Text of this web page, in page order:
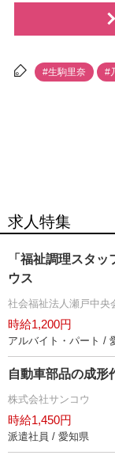
#生駒里奈 #
求人特集
「福祉調理スタ
ウス
社会福祉法人瀬戸中央
時給1,200円
アルバイト・パート /
自動車部品の成形
株式会社サンコウ
時給1,450円
派遣社員 / 愛知県